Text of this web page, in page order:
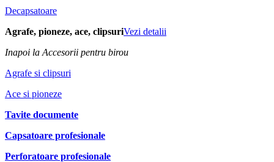
Decapsatoare
Agrafe, pioneze, ace, clipsuriVezi detalii
Inapoi la Accesorii pentru birou
Agrafe si clipsuri
Ace si pioneze
Tavite documente
Capsatoare profesionale
Perforatoare profesionale